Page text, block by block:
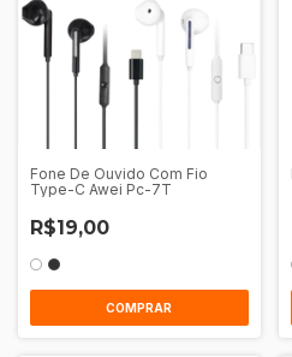
Fone De Ouvido Com Fio
Type-C Awei Pc-7T
R$19,00
COMPRAR